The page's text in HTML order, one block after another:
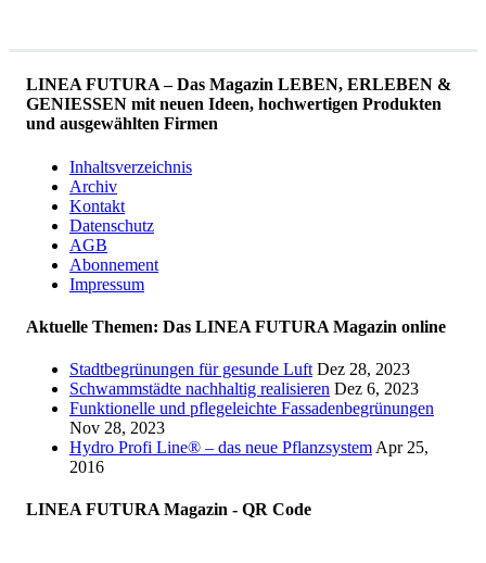
LINEA FUTURA – Das Magazin LEBEN, ERLEBEN &
GENIESSEN mit neuen Ideen, hochwertigen Produkten
und ausgewählten Firmen
Inhaltsverzeichnis
Archiv
Kontakt
Datenschutz
AGB
Abonnement
Impressum
Aktuelle Themen: Das LINEA FUTURA Magazin online
Stadtbegrünungen für gesunde Luft Dez 28, 2023
Schwammstädte nachhaltig realisieren Dez 6, 2023
Funktionelle und pflegeleichte Fassadenbegrünungen
Nov 28, 2023
Hydro Profi Line® – das neue Pflanzsystem Apr 25,
2016
LINEA FUTURA Magazin - QR Code